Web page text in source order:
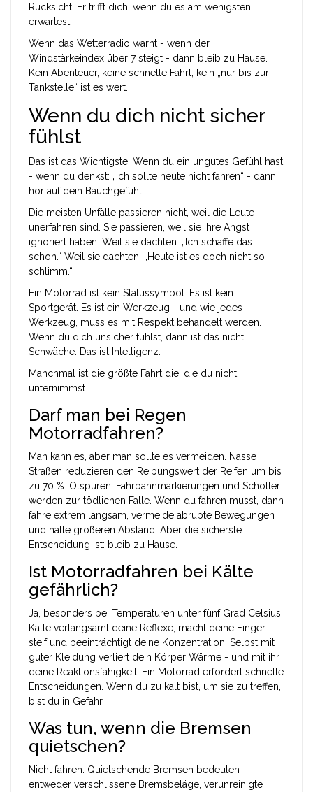
Rücksicht. Er trifft dich, wenn du es am wenigsten
erwartest.
Wenn das Wetterradio warnt - wenn der
Windstärkeindex über 7 steigt - dann bleib zu Hause.
Kein Abenteuer, keine schnelle Fahrt, kein „nur bis zur
Tankstelle“ ist es wert.
Wenn du dich nicht sicher
fühlst
Das ist das Wichtigste. Wenn du ein ungutes Gefühl hast
- wenn du denkst: „Ich sollte heute nicht fahren“ - dann
hör auf dein Bauchgefühl.
Die meisten Unfälle passieren nicht, weil die Leute
unerfahren sind. Sie passieren, weil sie ihre Angst
ignoriert haben. Weil sie dachten: „Ich schaffe das
schon.“ Weil sie dachten: „Heute ist es doch nicht so
schlimm.“
Ein Motorrad ist kein Statussymbol. Es ist kein
Sportgerät. Es ist ein Werkzeug - und wie jedes
Werkzeug, muss es mit Respekt behandelt werden.
Wenn du dich unsicher fühlst, dann ist das nicht
Schwäche. Das ist Intelligenz.
Manchmal ist die größte Fahrt die, die du nicht
unternimmst.
Darf man bei Regen
Motorradfahren?
Man kann es, aber man sollte es vermeiden. Nasse
Straßen reduzieren den Reibungswert der Reifen um bis
zu 70 %. Ölspuren, Fahrbahnmarkierungen und Schotter
werden zur tödlichen Falle. Wenn du fahren musst, dann
fahre extrem langsam, vermeide abrupte Bewegungen
und halte größeren Abstand. Aber die sicherste
Entscheidung ist: bleib zu Hause.
Ist Motorradfahren bei Kälte
gefährlich?
Ja, besonders bei Temperaturen unter fünf Grad Celsius.
Kälte verlangsamt deine Reflexe, macht deine Finger
steif und beeinträchtigt deine Konzentration. Selbst mit
guter Kleidung verliert dein Körper Wärme - und mit ihr
deine Reaktionsfähigkeit. Ein Motorrad erfordert schnelle
Entscheidungen. Wenn du zu kalt bist, um sie zu treffen,
bist du in Gefahr.
Was tun, wenn die Bremsen
quietschen?
Nicht fahren. Quietschende Bremsen bedeuten
entweder verschlissene Bremsbeläge, verunreinigte